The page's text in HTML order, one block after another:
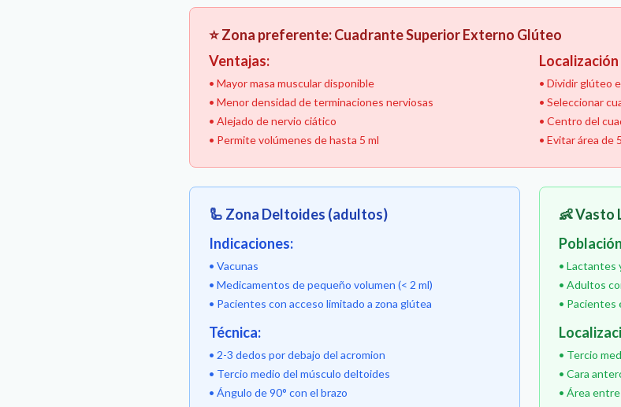
⭐ Zona preferente: Cuadrante Superior Externo Glúteo
Ventajas:
• Mayor masa muscular disponible
• Menor densidad de terminaciones nerviosas
• Alejado de nervio ciático
• Permite volúmenes de hasta 5 ml
• Dividir glúteo
• Seleccionar
• Centro del
• Evitar área de
🦾 Zona Deltoides (adultos)
Indicaciones:
• Vacunas
• Medicamentos de pequeño volumen (< 2 ml)
• Pacientes con acceso limitado a zona glútea
Técnica:
• 2-3 dedos por debajo del acromion
• Tercio medio del músculo deltoides
• Ángulo de 90° con el brazo
👶 Vasto
• Lactantes
• Adultos
• Pacientes
• Tercio
• Cara
• Área